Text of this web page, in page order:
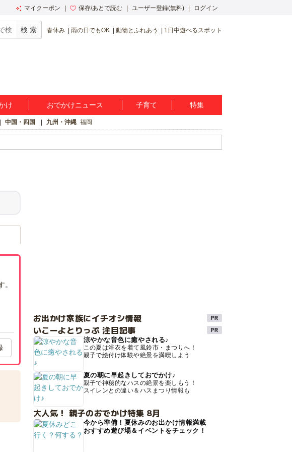
マイクーポン 保存/あとで読む ユーザー登録(無料) ログイン
春休み 雨の日でもOK 動物とふれあう 1日中遊べるスポット
け おでかけニュース 子育て 特集
中国・四国 九州・沖縄 福岡
お出かけ家族にイチオシ情報
いこーよとりっぷ 注目記事
涼やかな音色に癒やされる♪
この夏は浴衣を着て風鈴市・まつりへ！
親子で絵付け体験や絶景を満喫しよう
夏の朝に早起きしておでかけ♪
親子で神秘的なハスの絶景を楽しもう！
スイレンとの違い＆ハスまつり情報も
大人気！ 親子のおでかけ特集 8月
今から準備！夏休みのお出かけ情報満載
おすすめ遊び場＆イベントをチェック！